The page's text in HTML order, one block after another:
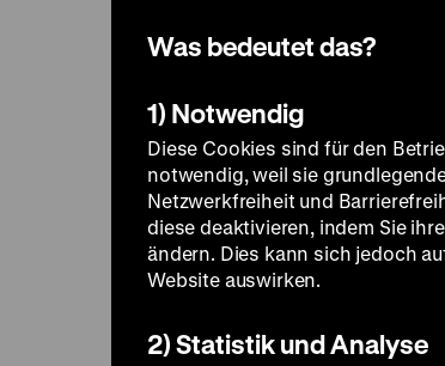
Was bedeutet das?
1) Notwendig
Diese Cookies sind für den
notwendig, weil sie
Netzwerkfreiheit und
diese deaktivieren, indem Sie
ändern. Dies kann sich jedoch
Website auswirken.
2) Statistik und Analyse